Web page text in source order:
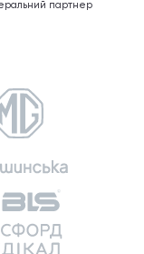
партнер